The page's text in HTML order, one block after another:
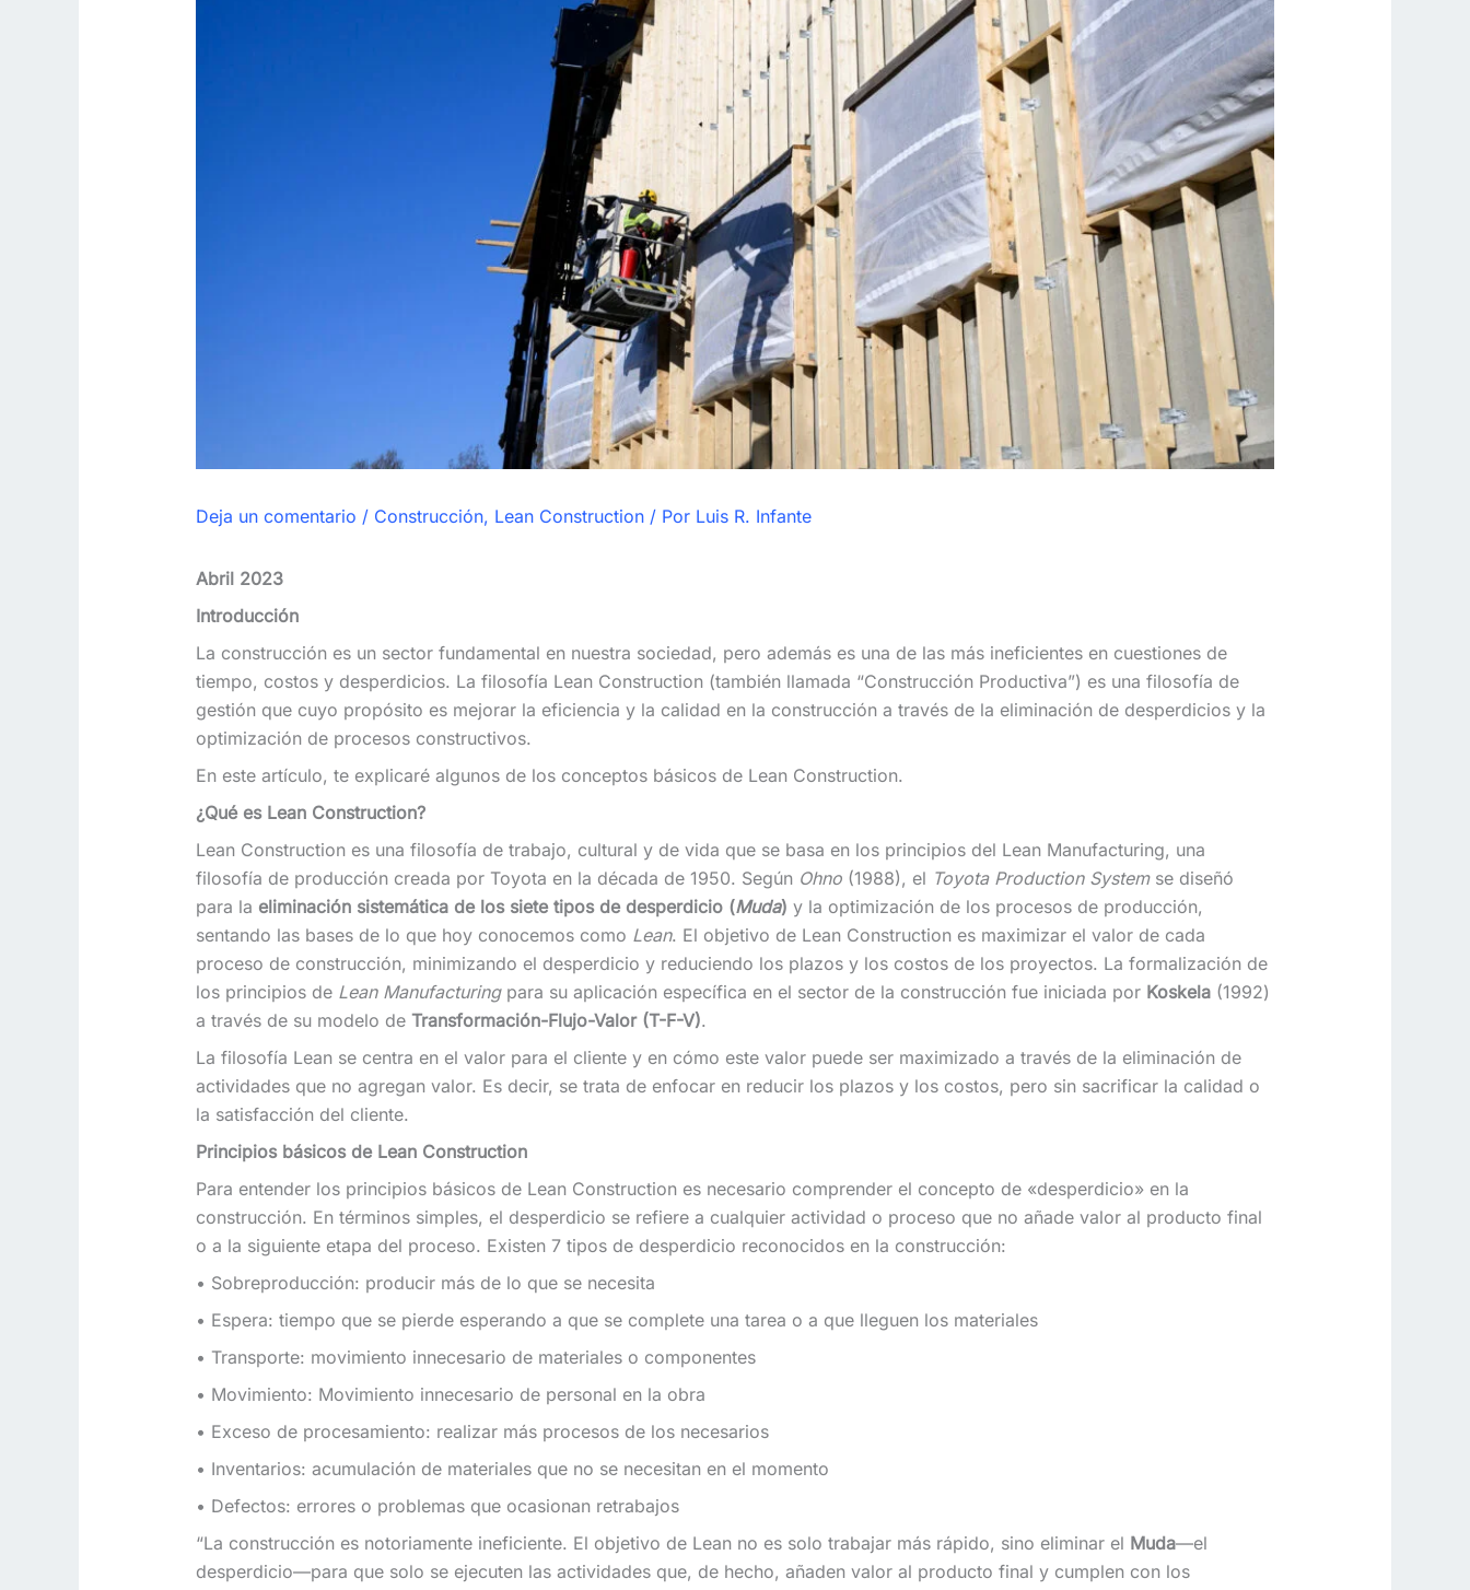
Deja un comentario / Construcción, Lean Construction/ Por Luis R. Infante
Abril 2023
Introducción
La construcción es un sector fundamental en nuestra sociedad, pero además es una de las más ineficientes en cuestiones de
tiempo, costos y desperdicios. La filosofía Lean Construction (también llamada “Construcción Productiva”) es una filosofía de
gestión que cuyo propósito es mejorar la eficiencia y la calidad en la construcción a través de la eliminación de desperdicios y la
optimización de procesos constructivos.
En este artículo, te explicaré algunos de los conceptos básicos de Lean Construction.
¿Qué es Lean Construction?
Lean Construction es una filosofía de trabajo, cultural y de vida que se basa en los principios del Lean Manufacturing, una
filosofía de producción creada por Toyota en la década de 1950. Según Ohno(1988), el Toyota Production Systemse diseñó
para la eliminación sistemática de los siete tipos de desperdicio (Muda) y la optimización de los procesos de producción,
sentando las bases de lo que hoy conocemos como Lean. El objetivo de Lean Construction es maximizar el valor de cada
proceso de construcción, minimizando el desperdicio y reduciendo los plazos y los costos de los proyectos. La formalización de
los principios de Lean Manufacturingpara su aplicación específica en el sector de la construcción fue iniciada por Koskela(1992)
a través de su modelo de Transformación-Flujo-Valor (T-F-V).
La filosofía Lean se centra en el valor para el cliente y en cómo este valor puede ser maximizado a través de la eliminación de
actividades que no agregan valor. Es decir, se trata de enfocar en reducir los plazos y los costos, pero sin sacrificar la calidad o
la satisfacción del cliente.
Principios básicos de Lean Construction
Para entender los principios básicos de Lean Construction es necesario comprender el concepto de «desperdicio» en la
construcción. En términos simples, el desperdicio se refiere a cualquier actividad o proceso que no añade valor al producto final
o a la siguiente etapa del proceso. Existen 7 tipos de desperdicio reconocidos en la construcción:
• Sobreproducción: producir más de lo que se necesita
• Espera: tiempo que se pierde esperando a que se complete una tarea o a que lleguen los materiales
• Transporte: movimiento innecesario de materiales o componentes
• Movimiento: Movimiento innecesario de personal en la obra
• Exceso de procesamiento: realizar más procesos de los necesarios
• Inventarios: acumulación de materiales que no se necesitan en el momento
• Defectos: errores o problemas que ocasionan retrabajos
“La construcción es notoriamente ineficiente. El objetivo de Lean no es solo trabajar más rápido, sino eliminar el Muda—el
desperdicio—para que solo se ejecuten las actividades que, de hecho, añaden valor al producto final y cumplen con los